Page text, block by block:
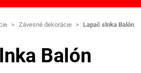
> Závesné dekorácie > Lapač slnka Balón
Balón